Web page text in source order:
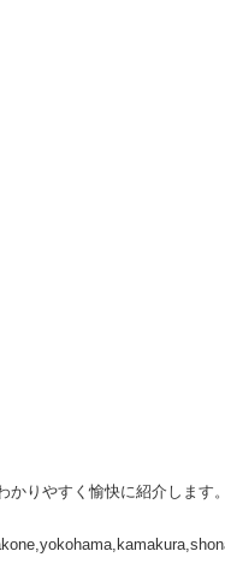
りやすく愉快に紹介します。